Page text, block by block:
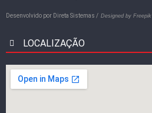
Desenvolvido por Direta Sistemas / Designed by Freepik
LOCALIZAÇÃO